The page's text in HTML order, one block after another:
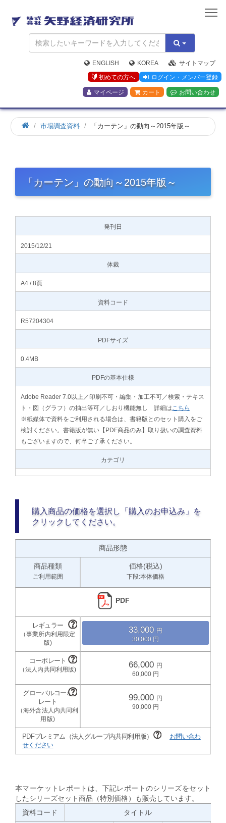
矢
野
経
済
研
究
所
ENGLISH KOREA
サイトマップ
初めての方へ
ログイン・メンバー登録
マイページ カート お問い合わせ
市場調査資料 「カーテン」の動向～2015年版～
「カーテン」の動向～2015年版～
発刊日
2015/12/21
体裁
A4 / 8頁
資料コード
R57204304
PDFサイズ
0.4MB
PDFの基本仕様
Adobe Reader 7.0以上／印刷不可・編集・加工不可／検索・テキス
ト・図（グラフ）の抽出等可／しおり機能無し 詳細はこちら
※紙媒体で資料をご利用される場合は、書籍版とのセット購入をご
検討ください。書籍版が無い【PDF商品のみ】取り扱いの調査資料
もございますので、何卒ご了承ください。
カテゴリ
購入商品の価格を選択し「購入のお申込み」を
クリックしてください。
商品形態
商品種類
ご利用範囲
価格(税込)
下段:本体価格
PDF
33,000
30,000
66,000
60,000
99,000
90,000
PDFプレミアム（法人グループ内共同利用版）
お問い合わ
せください
本マーケットレポートは、下記レポートのシリーズをセット
したシリーズセット商品（特別価格）も販売しています。
資料コード
タイトル